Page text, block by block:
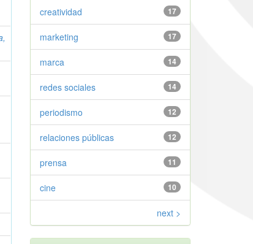
17
creatividad
17
marketing
14
marca
14
redes sociales
12
periodismo
12
relaciones públicas
11
prensa
10
cine
next >